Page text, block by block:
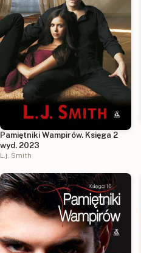
Pamiętniki Wampirów. Księga 2
wyd. 2023
L.j. Smith